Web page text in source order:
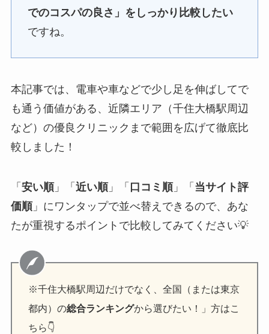
でのコスパの良さ」をしっかり比較したい
ですね。
本記事では、電車や車などで少し足を伸ばしてで
も通う価値がある、近隣エリア（千住大橋駅周辺
など）の優良クリニックまで範囲を広げて徹底比
較しました！
「 安い順」「 近い順」「 口コミ順」「 当サイト評
価順」にワンタップで並べ替えできるので、あな
たが重視するポイントで比較してみてください💡
※千住大橋駅周辺だけでなく、全国（または東京
都内）の総合ランキングから選びたい！」方はこ
ちら👇